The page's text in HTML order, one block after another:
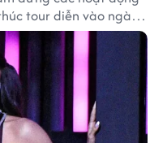
tour diễn vào ngày